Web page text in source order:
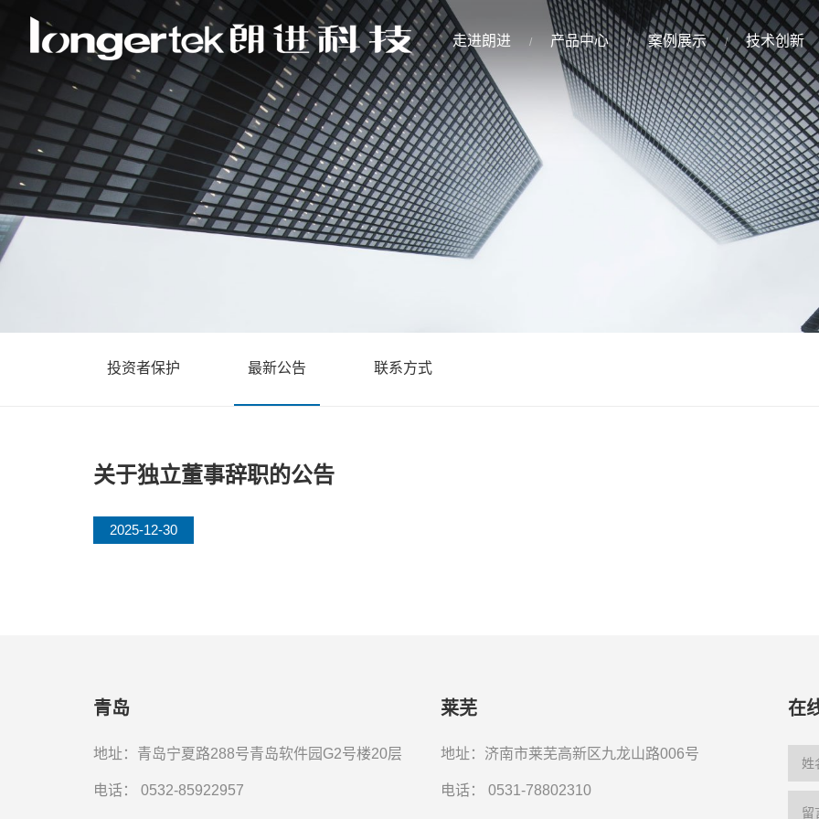
走进朗进 产品中心 案例展示 技术创新
投资者保护 最新公告 联系方式
关于独立董事辞职的公告
2025-12-30
青岛
地址：青岛宁夏路288号青岛软件园G2号楼20层
电话： 0532-85922957
莱芜
地址：济南市莱芜高新区九龙山路006号
电话：0531-78802310
在